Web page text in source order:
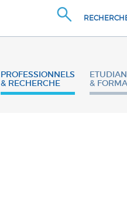
PROFESSIONNELS
& RECHERCHE
&